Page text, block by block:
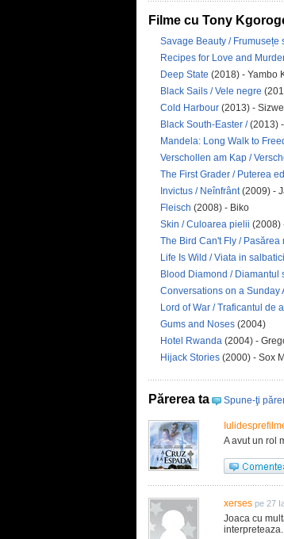
Filme cu Tony
Savage Beauty / Frumusețe
Recipes for Love and
Deep State (2018) - Yambo
Black Sails / Vele negre
Cold Harbour (2013) -
Black South-Easter /(2013)
Mandela: Long Walk to
Verschollen am Kap /
The First Grader / Puterea
Invictus / Neînfrânt(2009) -
Fleisch (2008) - Biko
Skin / Culoarea pielii (2008)
The Bird Can't Fly / Pasărea
Life Is Wild / Viata in
Blood Diamond / Diamantul
Conversations on a Sunday
Lord of War / Traficantul de
Gums and Noses (2004)
Hotel Rwanda (2004) -
Hijack Stories (2000) - Sox
Părerea ta Spune-ţi
A avut un rol
xerses pe 27
Joaca cu
interpreteaza.